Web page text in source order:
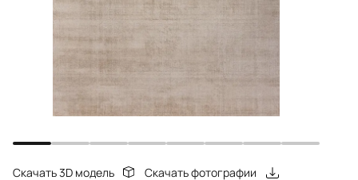
Скачать 3D модель Скачать фотографии